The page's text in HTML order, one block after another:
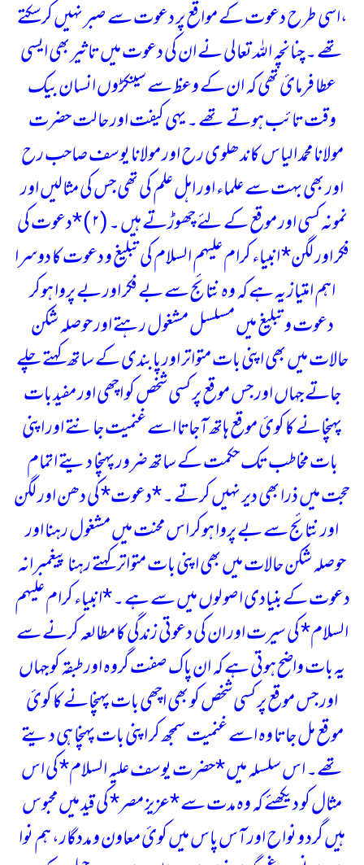
،اسی طرح دعوت کے مواقع پر دعوت سے صبر نہیں کرسکتے
تھے ۔ چنانچہ اللہ تعالی نے ان کی دعوت میں تاثیر بھی ایسی
عطا فرمائ تھی کہ ان کے وعظ سے سینکڑوں انسان بیک
وقت تائب ہوتے تھے ۔یہی کیفت اور حالت حضرت
مولانا محمد الیاس کاندھلوی رح اور مولانا یوسف صاحب رح
اور بھی بہت سے علماء اور اہل علم کی تھی جس کی مثالیں اور
نمونہ کسی اور موقع کے لئے چھوڑتے ہیں ۔ (۲ ) *دعوت کی
فکر اور لگن*انبیاء کرام علیہم السلام کی تبلیغ و دعوت کا دوسرا
اہم امتیاز یہ ہے کہ وہ نتائج سے بے فکر اور بے پروا ہوکر
دعوت و تبلیغ میں مسلسل مشغول رہتے اور حوصلہ شکن
حالات میں بھی اپنی بات متواتر اور پابندی کے ساتھ کہتے چلے
جاتے جہاں اور جس موقع پر کسی شخص کو اچھی اور مفید بات
پہنچانے کا کوئ موقع ہاتھ آجاتا اسے غنمیت جانتے اور اپنی
بات مخاطب تک حکمت کے ساتھ ضرور پہنچا دیتے اتمام
حجت میں ذرا بھی دیر نہیں کرتے ۔*دعوت* کی دھن اور لگن
اور نتائج سے بے پروا ہوکر اس محنت میں مشغول رہنا اور
حوصلہ شکن حالات میں بھی اپنی بات متواتر کہتے رہنا پیغمبرانہ
دعوت کے بنیادی اصولوں میں سے ہے ۔*انبیاء کرام علیہم
السلام* کی سیرت اور ان کی دعوتی زندگی کا مطالعہ کرنے سے
یہ بات واضح ہوتی ہے کہ ان پاک صفت گروہ اور طبقہ کو جہاں
اور جس موقع پر کسی شخص کو بھی اچھی بات پہنچانے کا کوئ
موقع مل جاتا وہ اسے غنمیت سمجھ کر اپنی بات پہنچا ہی دیتے
تھے۔اس سلسلہ میں *حضرت یوسف علیہ السلام* کی اس
مثال کو دیکھئے کہ وہ مدت سے *عزیز مصر* کی قید میں محبوس
ہیں گرد و نواح اور آس پاس میں کوئ معاون و مددگار، ہم نوا